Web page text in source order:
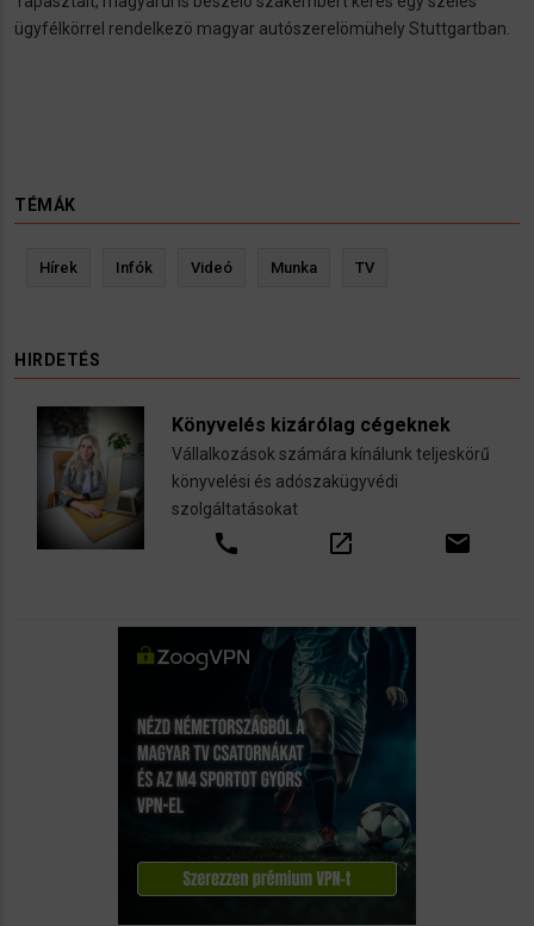
ügyfélkörrel rendelkezö magyar autószerelömühely Stuttgartban.
TÉMÁK
Hírek Infók Videó Munka TV
HIRDETÉS
Könyvelés kizárólag cégeknek
Vállalkozások számára kínálunk teljeskörű
könyvelési és adószakügyvédi
szolgáltatásokat
call open_in_new email